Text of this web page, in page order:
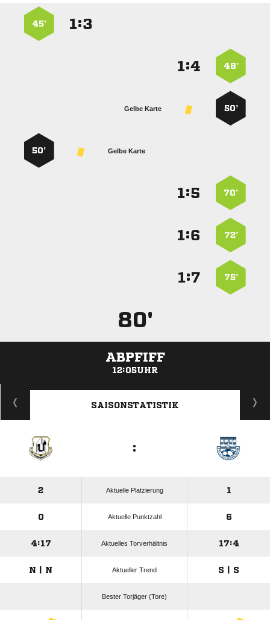
:
45’
48’
:
50’
Gelbe Karte
Gelbe Karte
50’
70’
:
72’
:
75’
:
80'
ABPFIFF
12:05UHR
ANZEIGE
SAISONSTATISTIK
:
2 Aktuelle Platzierung 1
0 Aktuelle Punktzahl 6
4:17 Aktuelles Torverhältnis 17:4
N | N Aktueller Trend S | S
Bester Torjäger (Tore)